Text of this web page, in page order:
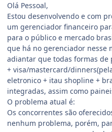
Olá Pessoal,
Estou desenvolvendo e com
um gerenciador financeiro
para o público e mercado
que há no gerenciador nesse
adiantar que todas formas
+ visa/mastercard/
eletronico + itau shopline +
integradas, assim como
O problema atual é:
Os concorrentes são
nenhum problema, porém,